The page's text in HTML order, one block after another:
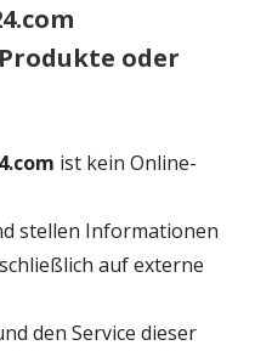
oder
ist kein Online-
stellen Informationen
auf externe
den Service dieser